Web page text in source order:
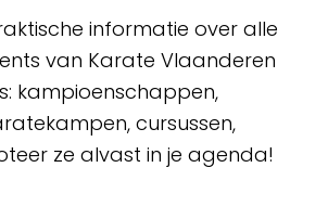
informatie over alle
van Karate Vlaanderen
kampioenschappen,
cursussen,
ze alvast in je agenda!